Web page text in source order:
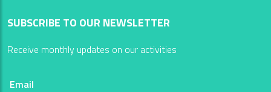
SUBSCRIBE TO OUR NEWSLETTER
Receive monthly updates on our activities
Email